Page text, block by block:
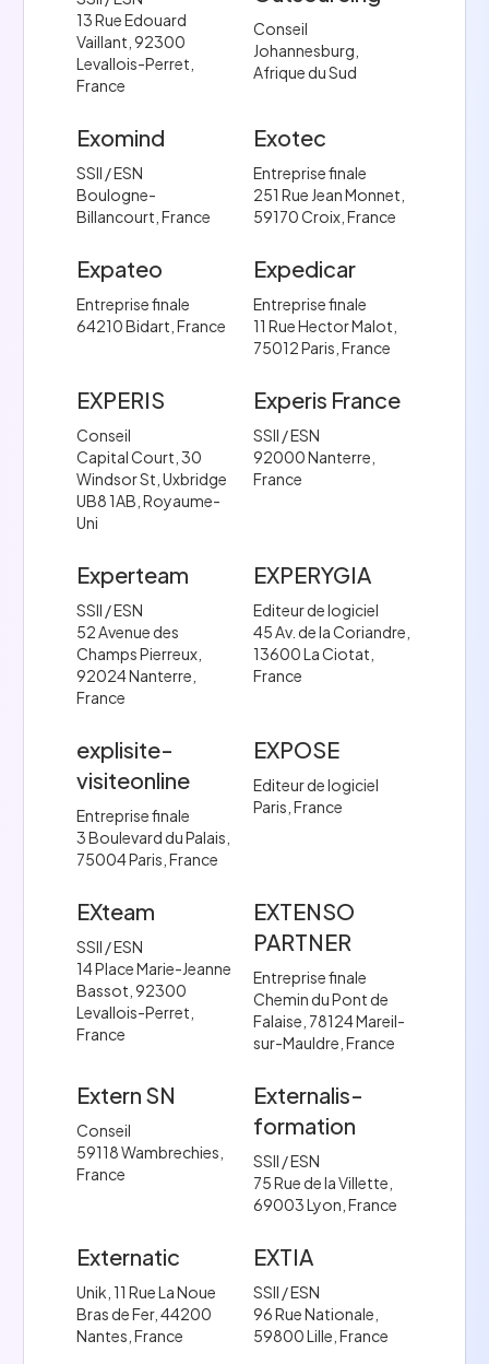
13 Rue Edouard
Vaillant, 92300
Levallois-Perret,
France
Conseil
Johannesburg,
Afrique du Sud
Exomind
SSII / ESN
Boulogne-
Billancourt, France
Exotec
Entreprise finale
251 Rue Jean Monnet,
59170 Croix, France
Expateo
Entreprise finale
64210 Bidart, France
Expedicar
Entreprise finale
11 Rue Hector Malot,
75012 Paris, France
EXPERIS
Conseil
Capital Court, 30
Windsor St, Uxbridge
UB8 1AB, Royaume-
Uni
Experis France
SSII / ESN
92000 Nanterre,
France
Experteam
SSII / ESN
52 Avenue des
Champs Pierreux,
92024 Nanterre,
France
EXPERYGIA
Editeur de logiciel
45 Av. de la Coriandre,
13600 La Ciotat,
France
explisite-
visiteonline
Entreprise finale
3 Boulevard du Palais,
75004 Paris, France
EXPOSE
Editeur de logiciel
Paris, France
EXteam
SSII / ESN
14 Place Marie-Jeanne
Bassot, 92300
Levallois-Perret,
France
EXTENSO
PARTNER
Entreprise finale
Chemin du Pont de
Falaise, 78124 Mareil-
sur-Mauldre, France
Extern SN
Conseil
59118 Wambrechies,
France
Externalis-
formation
SSII / ESN
75 Rue de la Villette,
69003 Lyon, France
Externatic
Unik, 11 Rue La Noue
Bras de Fer, 44200
Nantes, France
EXTIA
SSII / ESN
96 Rue Nationale,
59800 Lille, France